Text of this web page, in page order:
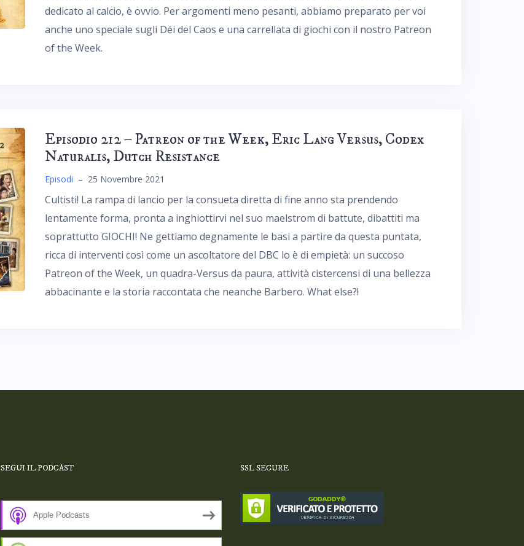
dedicato al calcio, è ovvio. Per argomenti meno pesanti, abbiamo preparato per voi
anche uno speciale sugli Déi del Caos e una carrellata di giochi con il nostro Patreon
of the Week.
Episodio 212 – Patreon of the Week, Eric Lang Versus, Codex
Naturalis, Dutch Resistance
Episodi – 25 Novembre 2021
Cultisti! La rampa di lancio per la consueta diretta di fine anno sta prendendo
lentamente forma, pronta a inghiottirvi nel suo maelstrom di battute, dibattiti ma
soprattutto GIOCHI! Ne gettiamo degnamente le basi a partire da questa puntata,
ricca di interventi così come un ascoltatore del DBC lo è di empietà: un succoso
Patreon of the Week, un quadra-Versus da paura, attività cistercensi di una bellezza
abbacinante e la storia raccontata che neanche Barbero. What else?!
SEGUI IL PODCAST
Apple Podcasts
SSL SECURE